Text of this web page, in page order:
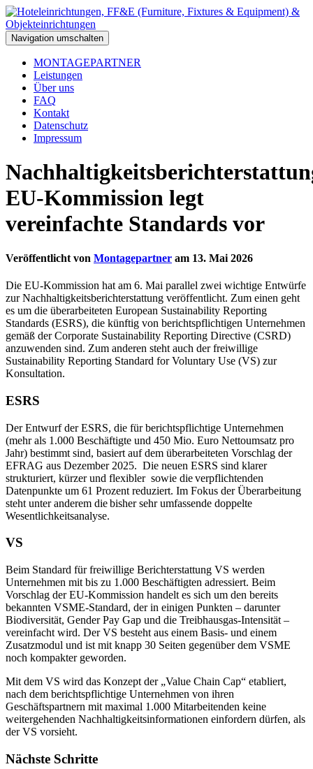
Navigation umschalten
MONTAGEPARTNER
Leistungen
Über uns
FAQ
Kontakt
Datenschutz
Impressum
EU-Kommission legt
vereinfachte Standards vor
Veröffentlicht von Montagepartner am 13. Mai 2026
Die EU-Kommission hat am 6. Mai parallel zwei wichtige Entwürfe
zur Nachhaltigkeitsberichterstattung veröffentlicht. Zum einen geht
es um die überarbeiteten European Sustainability Reporting
Standards (ESRS), die künftig von berichtspflichtigen Unternehmen
gemäß der Corporate Sustainability Reporting Directive (CSRD)
anzuwenden sind. Zum anderen steht auch der freiwillige
Sustainability Reporting Standard for Voluntary Use (VS) zur
Konsultation.
ESRS
Der Entwurf der ESRS, die für berichtspflichtige Unternehmen
(mehr als 1.000 Beschäftigte und 450 Mio. Euro Nettoumsatz pro
Jahr) bestimmt sind, basiert auf dem überarbeiteten Vorschlag der
EFRAG aus Dezember 2025. Die neuen ESRS sind klarer
strukturiert, kürzer und flexibler sowie die verpflichtenden
Datenpunkte um 61 Prozent reduziert. Im Fokus der Überarbeitung
steht unter anderem die bisher sehr umfassende doppelte
Wesentlichkeitsanalyse.
VS
Beim Standard für freiwillige Berichterstattung VS werden
Unternehmen mit bis zu 1.000 Beschäftigten adressiert. Beim
Vorschlag der EU-Kommission handelt es sich um den bereits
bekannten VSME-Standard, der in einigen Punkten – darunter
Biodiversität, Gender Pay Gap und die Treibhausgas-Intensität –
vereinfacht wird. Der VS besteht aus einem Basis- und einem
Zusatzmodul und ist mit knapp 30 Seiten gegenüber dem VSME
noch kompakter geworden.
Mit dem VS wird das Konzept der „Value Chain Cap“ etabliert,
nach dem berichtspflichtige Unternehmen von ihren
Geschäftspartnern mit maximal 1.000 Mitarbeitenden keine
weitergehenden Nachhaltigkeitsinformationen einfordern dürfen, als
der VS vorsieht.
Nächste Schritte